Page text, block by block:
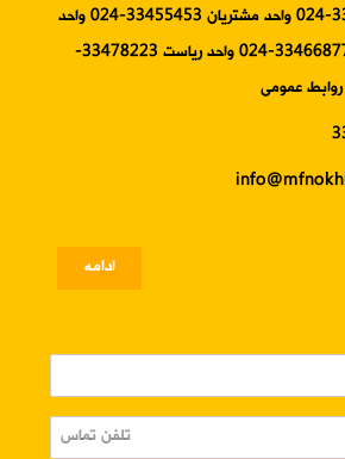
024-33544688 واحد مشتریان 33455453-024 واحد
مشتریان 33466877-024 واحد ریاست 33478223-
ادامه